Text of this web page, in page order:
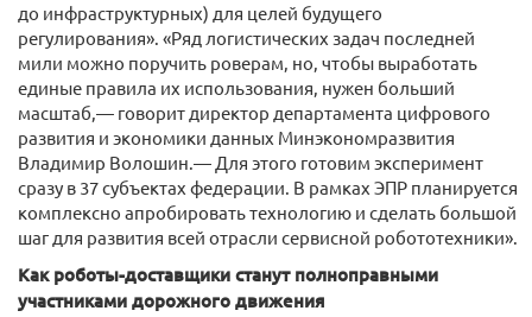
до инфраструктурных) для целей будущего
регулирования». «Ряд логистических задач последней
мили можно поручить роверам, но, чтобы выработать
единые правила их использования, нужен больший
масштаб,— говорит директор департамента цифрового
развития и экономики данных Минэкономразвития
Владимир Волошин.— Для этого готовим эксперимент
сразу в 37 субъектах федерации. В рамках ЭПР планируется
комплексно апробировать технологию и сделать большой
шаг для развития всей отрасли сервисной робототехники».
Как роботы-доставщики станут полноправными
участниками дорожного движения